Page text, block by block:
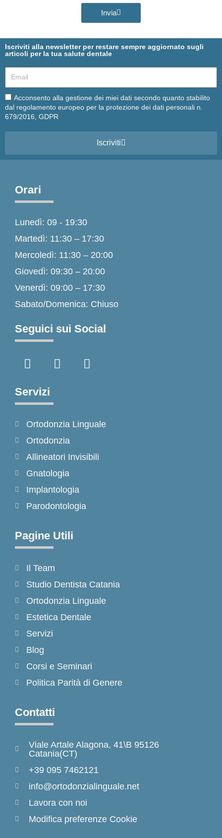
Invia
Iscriviti alla newsletter per restare sempre aggiornato sugli
articoli per la tua salute dentale
Email
Email
Acconsento alla gestione dei miei dati secondo quanto stabilito
dal regolamento europeo per la protezione dei dati personali n.
679/2016, GDPR
Iscriviti
Orari
Lunedì: 09 - 19:30
Martedì: 11:30 – 17:30
Mercoledì: 11:30 – 20:00
Giovedì: 09:30 – 20:00
Venerdì: 09:00 – 17:30
Sabato/Domenica: Chiuso
Seguici sui Social
a
e
b
o
k
-
f
n
r
a
m
i
Servizi
Ortodonzia Linguale
Ortodonzia
Allineatori Invisibili
Gnatologia
Implantologia
Parodontologia
Pagine Utili
Il Team
Studio Dentista Catania
Ortodonzia Linguale
Estetica Dentale
Servizi
Blog
Corsi e Seminari
Politica Parità di Genere
Contatti
Viale Artale Alagona, 41\B 95126
Catania(CT)
+39 095 7462121
info@ortodonzialinguale.net
Lavora con noi
Modifica preferenze Cookie